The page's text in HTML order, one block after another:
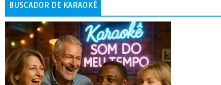
BUSCADOR DE KARAOKÊ